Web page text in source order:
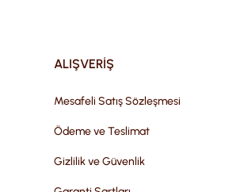
ALIŞVERİŞ
Mesafeli Satış Sözleşmesi
Ödeme ve Teslimat
Gizlilik ve Güvenlik